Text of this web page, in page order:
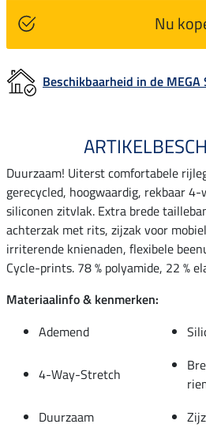
Nu
Beschikbaarheid in de MEGA
Duurzaam! Uiterst comfortabele
gerecycled, hoogwaardig, rekbaar
siliconen zitvlak. Extra brede
achterzak met rits, zijzak voor
irriterende knienaden, flexibele
Cycle-prints. 78 % polyamide, 22 %
Materiaalinfo & kenmerken:
Ademend
4-Way-Stretch
Duurzaam